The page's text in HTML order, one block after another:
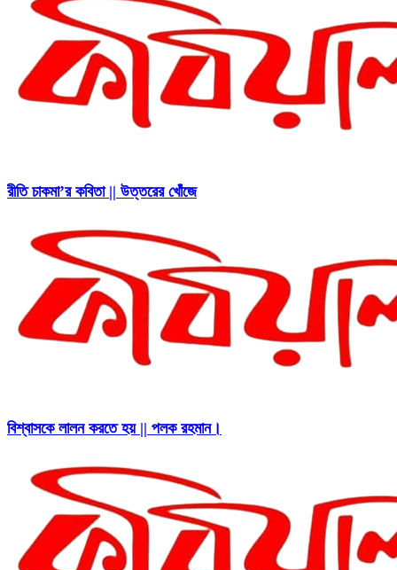
রীতি চাকমা’র কবিতা || উত্তরের খোঁজে
বিশ্বাসকে লালন করতে হয় || পলক রহমান।